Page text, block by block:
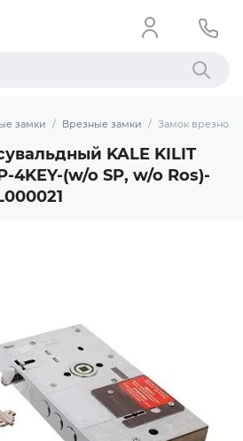
Найти
замки Врезные замки Замок врезной
KALE KILIT
4KEY-(w/o SP, w/o Ros)-